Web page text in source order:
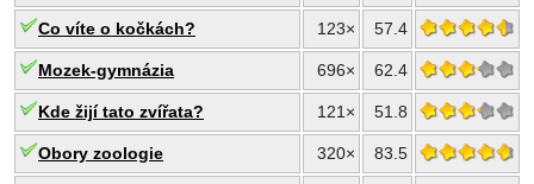
Co víte o kočkách? 123× 57.4
Mozek-gymnázia 696× 62.4
Kde žijí tato zvířata? 121× 51.8
Obory zoologie 320× 83.5